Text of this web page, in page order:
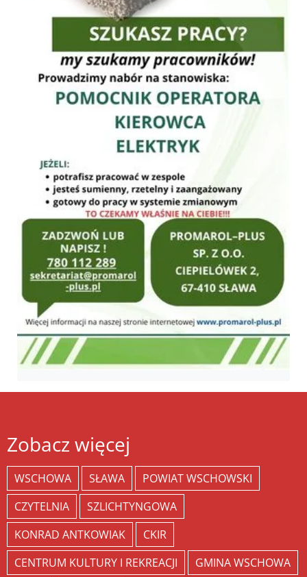
Zobacz więcej
WSCHOWA SŁAWA
POWIAT WSCHOWSKI
CZYTELNIA
SZLICHTYNGOWA
KONRAD ANTKOWIAK
CKIR
CENTRUM KULTURY I REKREACJI
GMINA WSCHOWA